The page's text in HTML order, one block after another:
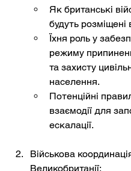
Як британські
будуть розміщені
Їхня роль у
режиму
та захисту
населення.
Потенційні
взаємодії для
ескалації.
Військова
Великобританії: